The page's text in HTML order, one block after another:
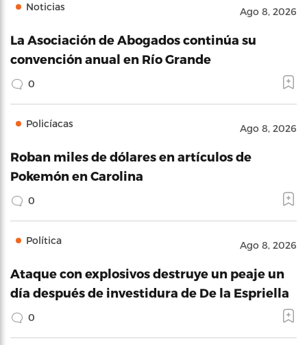
Noticias Ago 8, 2026
La Asociación de Abogados continúa su
convención anual en Río Grande
0
Policíacas Ago 8, 2026
Roban miles de dólares en artículos de
Pokemón en Carolina
0
Política Ago 8, 2026
Ataque con explosivos destruye un peaje un
día después de investidura de De la Espriella
0